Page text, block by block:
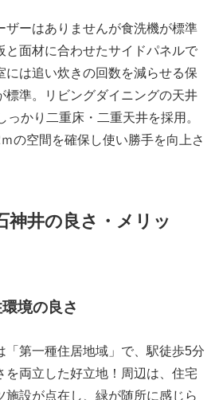
ザーはありませんが食洗機が標準
と面材に合わせたサイドパネルで
には追い炊きの回数を減らせる保
標準。リビングダイニングの天井
っかり二重床・二重天井を採用。
の空間を確保し使い勝手を向上さ
神井の良さ・メリッ
境の良さ
「第一種住居地域」で、駅徒歩5分
を両立した好立地！周辺は、住宅
施設が点在し、緑が随所に感じら